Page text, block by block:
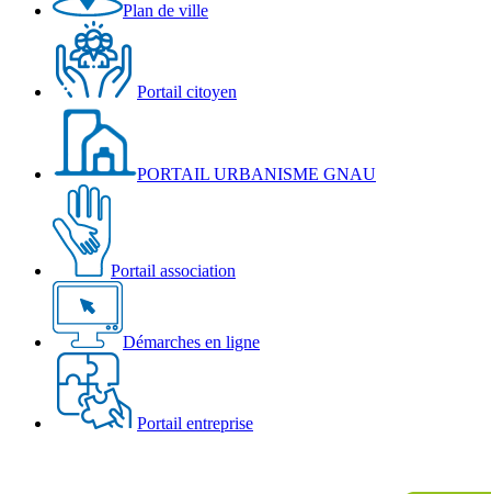
Plan de ville
Portail citoyen
PORTAIL URBANISME GNAU
Portail association
Démarches en ligne
Portail entreprise